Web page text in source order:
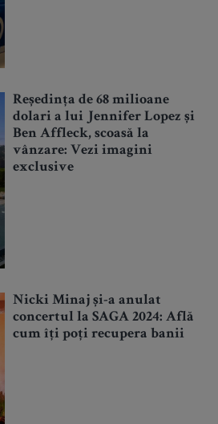
Reședința de 68 milioane
dolari a lui Jennifer Lopez și
Ben Affleck, scoasă la
vânzare: Vezi imagini
exclusive
Nicki Minaj și-a anulat
concertul la SAGA 2024: Află
cum îți poți recupera banii